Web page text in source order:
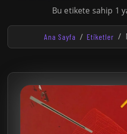
Bu etikete sahip 1
Ana Sayfa Etiketler